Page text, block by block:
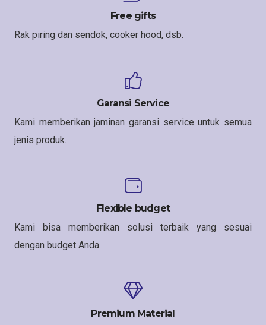
Free gifts
Rak piring dan sendok, cooker hood, dsb.
Garansi Service
Kami memberikan jaminan garansi service untuk semua
jenis produk.
Flexible budget
Kami bisa memberikan solusi terbaik yang sesuai
dengan budget Anda.
Premium Material